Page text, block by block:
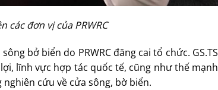
đơn vị của PRWRC
bở biển do PRWRC đăng cai tổ chức. GS.TS
lĩnh vực hợp tác quốc tế, cũng như thế mạnh
cứu về cửa sông, bờ biển.